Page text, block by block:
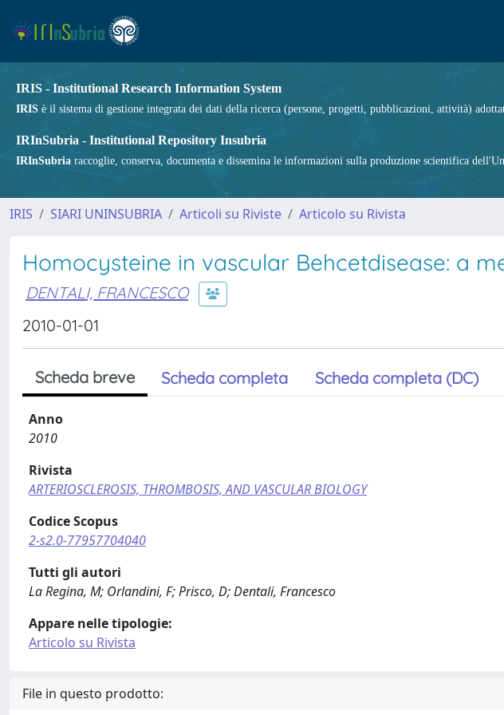
IRIS - Institutional Research Information System
IRIS è il sistema di gestione integrata dei dati della ricerca (persone, progetti, pubblicazioni, attività)
IRInSubria - Institutional Repository Insubria
IRInSubria raccoglie, conserva, documenta e dissemina le informazioni sulla produzione scientifica
IRIS SIARI UNINSUBRIA Articoli su Riviste Articolo su Rivista
Homocysteine in vascular Behcetdisease: a
DENTALI, FRANCESCO
2010-01-01
Scheda breve Scheda completa Scheda completa (DC)
Anno
2010
Rivista
ARTERIOSCLEROSIS, THROMBOSIS, AND VASCULAR BIOLOGY
Codice Scopus
2-s2.0-77957704040
Tutti gli autori
La Regina, M; Orlandini, F; Prisco, D; Dentali, Francesco
Appare nelle tipologie:
Articolo su Rivista
File in questo prodotto: